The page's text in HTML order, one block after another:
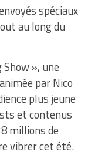
spéciaux
au long du
», une
par Nico
plus jeune
et contenus
millions de
vibrer cet été.